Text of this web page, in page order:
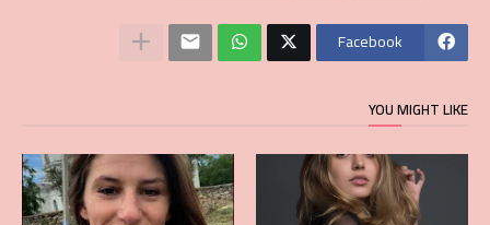
Facebook
YOU MIGHT LIKE